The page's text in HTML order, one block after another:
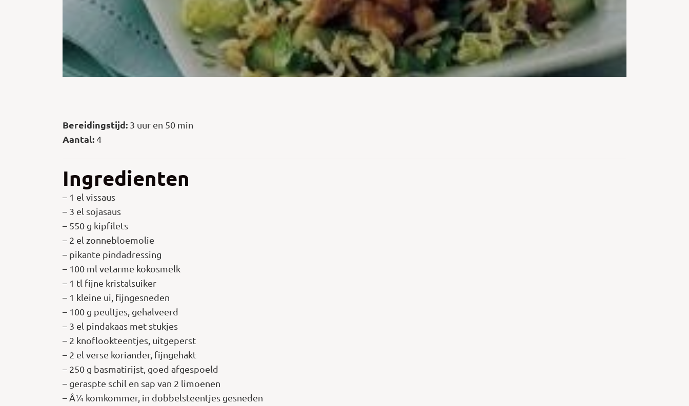
Bereidingstijd: 3 uur en 50 min
Aantal:4
Ingredienten
– 1 el vissaus
– 3 el sojasaus
– 550 g kipfilets
– 2 el zonnebloemolie
– pikante pindadressing
– 100 ml vetarme kokosmelk
– 1 tl fijne kristalsuiker
– 1 kleine ui, fijngesneden
– 100 g peultjes, gehalveerd
– 3 el pindakaas met stukjes
– 2 knoflookteentjes, uitgeperst
– 2 el verse koriander, fijngehakt
– 250 g basmatirijst, goed afgespoeld
– geraspte schil en sap van 2 limoenen
– Â¼ komkommer, in dobbelsteentjes gesneden